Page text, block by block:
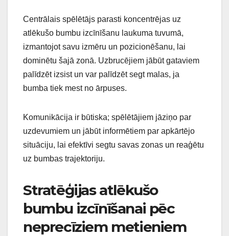
Centrālais spēlētājs parasti koncentrējas uz
atlēkušo bumbu izcīnīšanu laukuma tuvumā,
izmantojot savu izmēru un pozicionēšanu, lai
dominētu šajā zonā. Uzbrucējiem jābūt gataviem
palīdzēt izsist un var palīdzēt segt malas, ja
bumba tiek mest no ārpuses.
Komunikācija ir būtiska; spēlētājiem jāziņo par
uzdevumiem un jābūt informētiem par apkārtējo
situāciju, lai efektīvi segtu savas zonas un reaģētu
uz bumbas trajektoriju.
Stratēģijas atlēkušo
bumbu izcīnīšanai pēc
neprecīziem metieniem